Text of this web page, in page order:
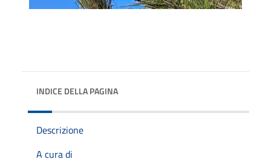
INDICE DELLA PAGINA
Descrizione
A cura di